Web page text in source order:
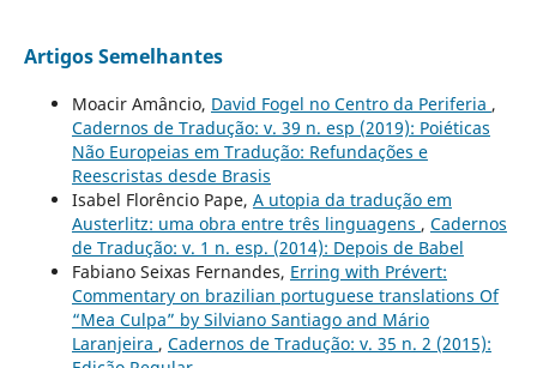
Artigos Semelhantes
Moacir Amâncio, David Fogel no Centro da Periferia ,
Cadernos de Tradução: v. 39 n. esp (2019): Poiéticas
Não Europeias em Tradução: Refundações e
Reescristas desde Brasis
Isabel Florêncio Pape, A utopia da tradução em
Austerlitz: uma obra entre três linguagens , Cadernos
de Tradução: v. 1 n. esp. (2014): Depois de Babel
Fabiano Seixas Fernandes, Erring with Prévert:
Commentary on brazilian portuguese translations Of
“Mea Culpa” by Silviano Santiago and Mário
Laranjeira , Cadernos de Tradução: v. 35 n. 2 (2015):